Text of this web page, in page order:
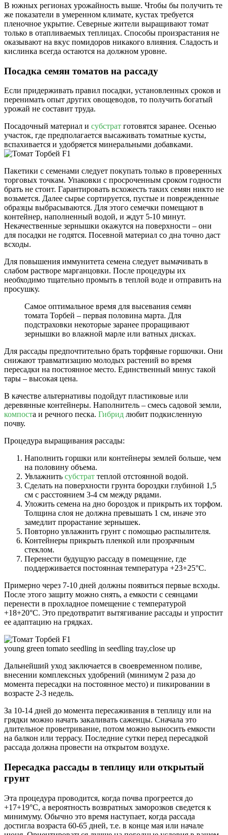
В южных регионах урожайность выше. Чтобы бы получить те
же показатели в умеренном климате, кустах требуется
пленочное укрытие. Северные жители выращивают томат
только в отапливаемых теплицах. Способы произрастания не
оказывают на вкус помидоров никакого влияния. Сладость и
кислинка всегда остаются на должном уровне.
Посадка семян томатов на рассаду
Если придерживать правил посадки, установленных сроков и
перенимать опыт других овощеводов, то получить богатый
урожай не составит труда.
Посадочный материал и субстрат готовятся заранее. Осенью
участок, где предполагается высаживать томатные кусты,
вспахивается и удобряется минеральными добавками.
Пакетики с семенами следует покупать только в проверенных
торговых точкам. Упаковки с просроченным сроком годности
брать не стоит. Гарантировать всхожесть таких семян никто не
возьмется. Далее сырье сортируется, пустые и поврежденные
образцы выбрасываются. Для этого семечки помещают в
контейнер, наполненный водой, и ждут 5-10 минут.
Некачественные зернышки окажутся на поверхности – они
для посадки не годятся. Посевной материал со дна точно даст
всходы.
Для повышения иммунитета семена следует вымачивать в
слабом растворе марганцовки. После процедуры их
необходимо тщательно промыть в теплой воде и отправить на
просушку.
Самое оптимальное время для высевания семян
томата Торбей – первая половина марта. Для
подстраховки некоторые заранее проращивают
зернышки во влажной марле или ватных дисках.
Для рассады предпочтительно брать торфяные горшочки. Они
снижают травматизацию молодых растений во время
пересадки на постоянное место. Единственный минус такой
тары – высокая цена.
В качестве альтернативы подойдут пластиковые или
деревянные контейнеры. Наполнитель – смесь садовой земли,
компоста и речного песка. Гибрид любит подкисленную
почву.
Процедура выращивания рассады:
Наполнить горшки или контейнеры землей больше, чем
на половину объема.
Увлажнить субстрат теплой отстоянной водой.
Сделать на поверхности грунта бороздки глубиной 1,5
см с расстоянием 3-4 см между рядами.
Уложить семена на дно бороздок и прикрыть их торфом.
Толщина слоя не должна превышать 1 см, иначе это
замедлит прорастание зернышек.
Повторно увлажнить грунт с помощью распылителя.
Контейнеры прикрыть пленкой или прозрачным
стеклом.
Перенести будущую рассаду в помещение, где
поддерживается постоянная температура +23+25°С.
Примерно через 7-10 дней должны появиться первые всходы.
После этого защиту можно снять, а емкости с сеянцами
перенести в прохладное помещение с температурой
+18+20°С. Это предотвратит вытягивание рассады и упростит
ее адаптацию на грядках.
young green tomato seedling in seedling tray,close up
Дальнейший уход заключается в своевременном поливе,
внесении комплексных удобрений (минимум 2 раза до
момента пересадки на постоянное место) и пикировании в
возрасте 2-3 недель.
За 10-14 дней до момента пересаживания в теплицу или на
грядки можно начать закаливать саженцы. Сначала это
длительное проветривание, потом можно выносить емкости
на балкон или террасу. Последние сутки перед пересадкой
рассада должна провести на открытом воздухе.
Пересадка рассады в теплицу или открытый
грунт
Эта процедура проводится, когда почва прогреется до
+17+19°С, а вероятность возвратных заморозков сведется к
минимуму. Обычно это время наступает, когда рассада
достигла возраста 60-65 дней, т.е. в конце мая или начале